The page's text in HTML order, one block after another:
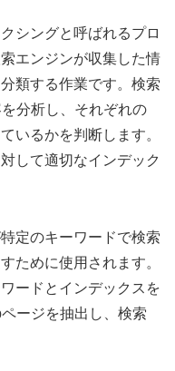
シングと呼ばれるプロ
エンジンが収集した情
類する作業です。検索
分析し、それぞれの
いるかを判断します。
して適切なインデック
定のキーワードで検索
ために使用されます。
ードとインデックスを
ージを抽出し、検索